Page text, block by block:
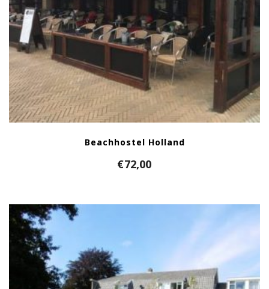
Beachhostel Holland
€72,00